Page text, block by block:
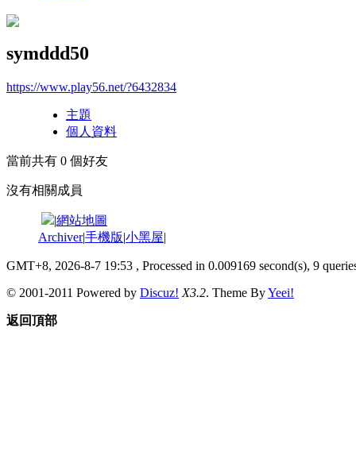
symddd50
https://www.play56.net/?6432834
主題
個人資料
當前共有 0 個好友
沒有相關成員
|網站地圖
Archiver|手機版|小黑屋|
GMT+8, 2026-8-7 19:53 , Processed in 0.009169 second(s), 9
© 2001-2011 Powered by Discuz! X3.2. Theme ByYeei!
返回頂部